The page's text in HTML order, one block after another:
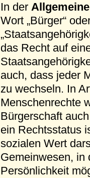
In der
Wort „Bürger“
das Recht auf
auch, dass jeder
zu wechseln. In
Menschenrechte
Bürgerschaft
ein Rechtsstatus
sozialen Wert
Gemeinwesen, in
Persönlichkeit